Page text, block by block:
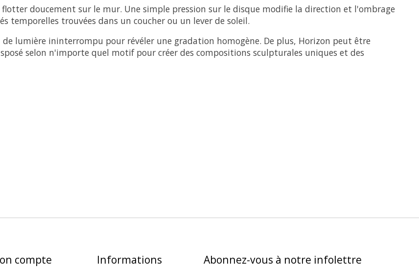
doucement sur le mur. Une simple pression sur le disque modifie la direction et l'ombrage
trouvées dans un coucher ou un lever de soleil.
lumière ininterrompu pour révéler une gradation homogène. De plus, Horizon peut être
selon n'importe quel motif pour créer des compositions sculpturales uniques et des
compte Informations Abonnez-vous à notre infolettre